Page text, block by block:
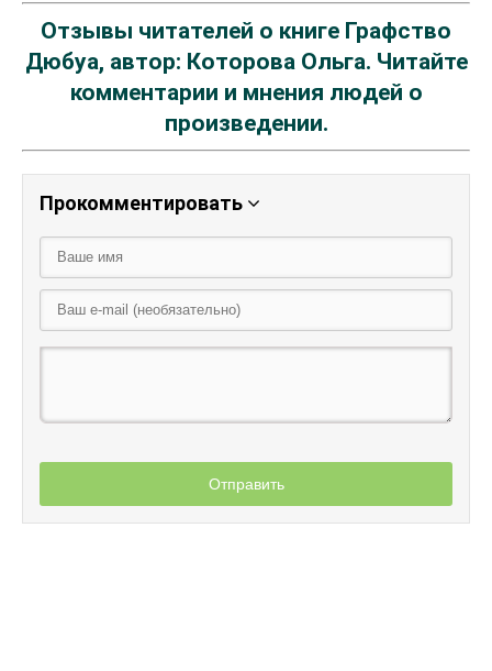
Отзывы читателей о книге Графство
Дюбуа, автор: Которова Ольга. Читайте
комментарии и мнения людей о
произведении.
Прокомментировать
Отправить